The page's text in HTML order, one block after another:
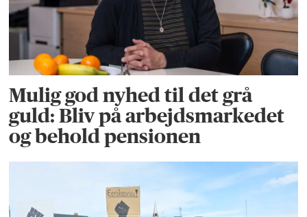
Mulig god nyhed til det grå
guld: Bliv på arbejdsmarkedet
og behold pensionen